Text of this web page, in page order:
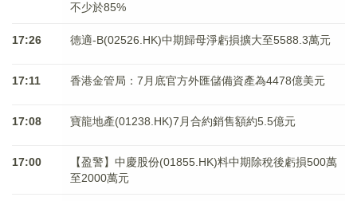
不少於85%
17:26 德適-B(02526.HK)中期歸母淨虧損擴大至5588.3萬元
17:11 香港金管局：7月底官方外匯儲備資產為4478億美元
17:08 寶龍地產(01238.HK)7月合約銷售額約5.5億元
17:00
【盈警】中慶股份(01855.HK)料中期除稅後虧損500萬
至2000萬元